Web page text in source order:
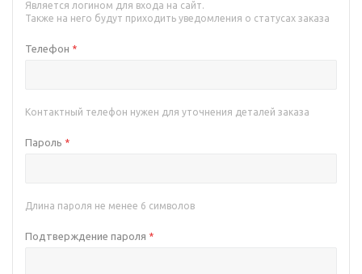
Является логином для входа на сайт.
Также на него будут приходить уведомления о статусах заказа
Телефон *
Контактный телефон нужен для уточнения деталей заказа
Пароль *
Длина пароля не менее 6 символов
Подтверждение пароля *